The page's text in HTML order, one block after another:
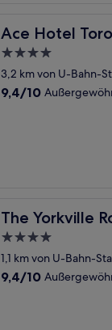
Ace Hotel
Ace Hotel Toronto
4.0-
Sterne-
Unterkunft
3,2 km von U-Bahn-
9.4
9,4/10
The Yorkville
The Yorkville
4.0-
Sterne-
Unterkunft
1,1 km von U-Bahn-
9.4
9,4/10